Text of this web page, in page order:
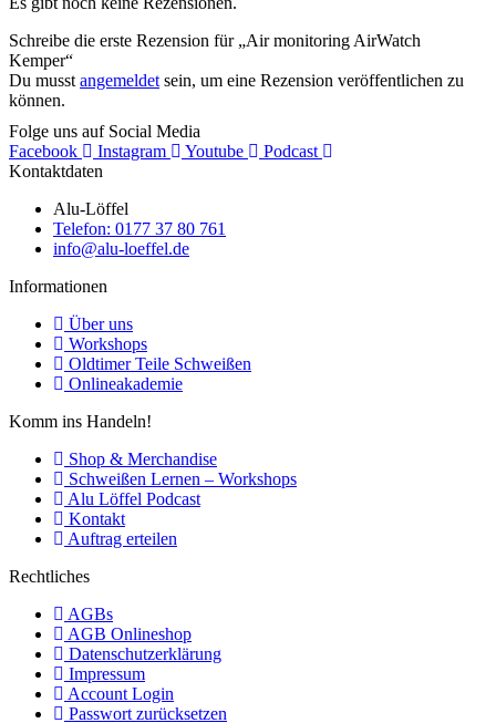
werden
Schreibe die erste Rezension für „Air monitoring AirWatch
Kemper“
Du musst angemeldet sein, um eine Rezension veröffentlichen zu
können.
Folge uns auf Social Media
Facebook
Instagram Youtube
Podcast
Kontaktdaten
Alu-Löffel
Telefon: 0177 37 80 761
info@alu-loeffel.de
Informationen
Über uns
Workshops
Oldtimer Teile Schweißen
Onlineakademie
Komm ins Handeln!
Shop & Merchandise
Schweißen Lernen – Workshops
Alu Löffel Podcast
Kontakt
Auftrag erteilen
Rechtliches
AGBs
AGB Onlineshop
Datenschutzerklärung
Impressum
Account Login
Passwort zurücksetzen